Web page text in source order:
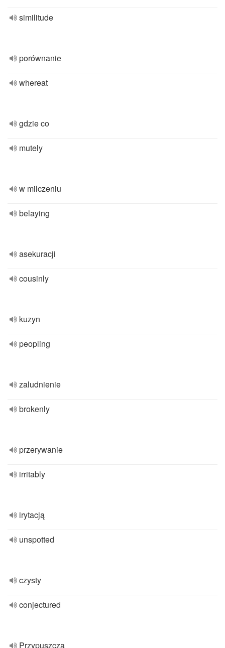
similitude
porównanie
whereat
gdzie co
mutely
w milczeniu
belaying
asekuracji
cousinly
kuzyn
peopling
zaludnienie
brokenly
przerywanie
irritably
irytacją
unspotted
czysty
conjectured
Przypuszcza